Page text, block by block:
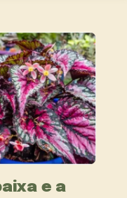
e a